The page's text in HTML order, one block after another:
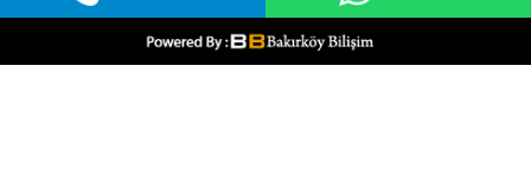
0216 489 21 43